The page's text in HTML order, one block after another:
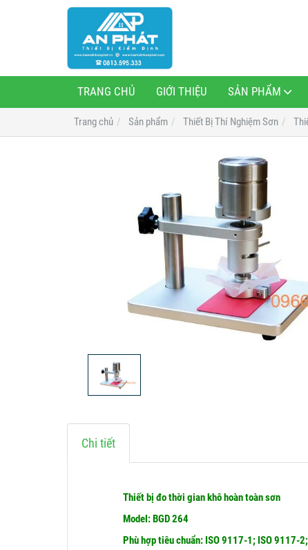
TRANG CHỦ GIỚI THIỆU SẢN PHẨM
Trang chủ Sản phẩm Thiết Bị Thí Nghiệm Sơn
Chi tiết
Thiết bị đo thời gian khô hoàn toàn sơn
Model: BGD 264
Phù hợp tiêu chuẩn: ISO 9117-1; ISO 9117-